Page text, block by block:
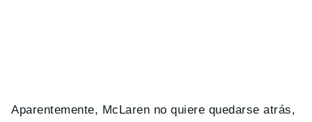
Aparentemente, McLaren no quiere quedarse atrás,